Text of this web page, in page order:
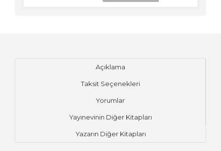
Açıklama
Taksit Seçenekleri
Yorumlar
Yayınevinin Diğer Kitapları
Yazarın Diğer Kitapları